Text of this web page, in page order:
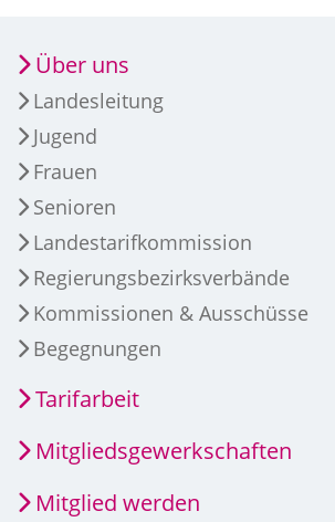
Über uns
Landesleitung
Jugend
Frauen
Senioren
Landestarifkommission
Regierungsbezirksverbände
Kommissionen & Ausschüsse
Begegnungen
Tarifarbeit
Mitgliedsgewerkschaften
Mitglied werden